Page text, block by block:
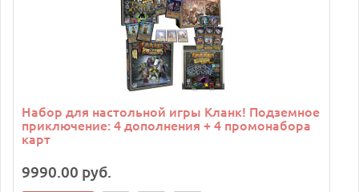
Набор для настольной игры Кланк! Подземное
приключение: 4 дополнения + 4 промонабора
карт
9990.00 руб.